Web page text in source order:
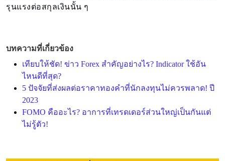
รุนแรงต่อสกุลเงินนั้น ๆ
บทความที่เกี่ยวข้อง
เทียบให้ชัด! ข่าว Forex สำคัญอย่างไร? Indicator ใช้อัน
ไหนดีที่สุด?
5 ปัจจัยที่ส่งผลต่อราคาทองคำที่นักลงทุนไม่ควรพลาด! ปี
2023
FOMO คืออะไร? อาการที่เทรดเดอร์ส่วนใหญ่เป็นกันแต่
ไม่รู้ตัว!